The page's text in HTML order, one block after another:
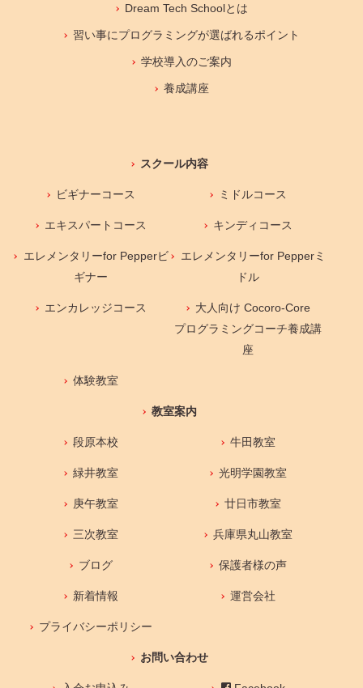
Dream Tech Schoolとは
習い事にプログラミングが選ばれるポイント
学校導入のご案内
養成講座
スクール内容
ビギナーコース ミドルコース
エキスパートコース キンディコース
エレメンタリーfor Pepperビ
ギナー
エレメンタリーfor Pepperミ
ドル
エンカレッジコース
大人向け Cocoro-Core
プログラミングコーチ養成講
座
体験教室
教室案内
段原本校 牛田教室
緑井教室 光明学園教室
庚午教室 廿日市教室
三次教室 兵庫県丸山教室
ブログ 保護者様の声
新着情報 運営会社
プライバシーポリシー
お問い合わせ